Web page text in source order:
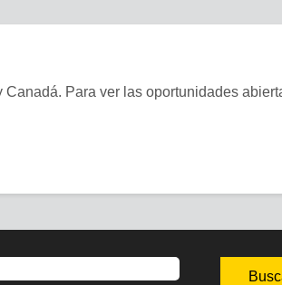
Para ver las oportunidades